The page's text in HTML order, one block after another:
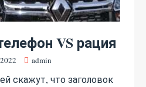
VS рация
admin
скажут, что заголовок